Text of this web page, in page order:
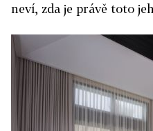
neví, zda je právě toto